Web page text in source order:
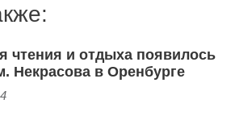
чтения и отдыха появилось
Некрасова в Оренбурге